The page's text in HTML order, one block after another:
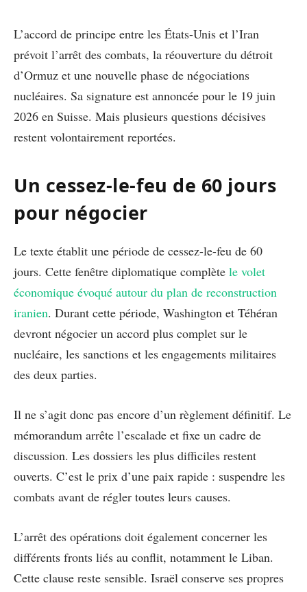
L’accord de principe entre les États-Unis et l’Iran
prévoit l’arrêt des combats, la réouverture du détroit
d’Ormuz et une nouvelle phase de négociations
nucléaires. Sa signature est annoncée pour le 19 juin
2026 en Suisse. Mais plusieurs questions décisives
restent volontairement reportées.
Un cessez-le-feu de 60 jours
pour négocier
Le texte établit une période de cessez-le-feu de 60
jours. Cette fenêtre diplomatique complète le volet
économique évoqué autour du plan de reconstruction
iranien. Durant cette période, Washington et Téhéran
devront négocier un accord plus complet sur le
nucléaire, les sanctions et les engagements militaires
des deux parties.
Il ne s’agit donc pas encore d’un règlement définitif. Le
mémorandum arrête l’escalade et fixe un cadre de
discussion. Les dossiers les plus difficiles restent
ouverts. C’est le prix d’une paix rapide : suspendre les
combats avant de régler toutes leurs causes.
L’arrêt des opérations doit également concerner les
différents fronts liés au conflit, notamment le Liban.
Cette clause reste sensible. Israël conserve ses propres